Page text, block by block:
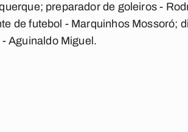
preparador de goleiros -
de futebol - Marquinhos Mossoró;
Aguinaldo Miguel.